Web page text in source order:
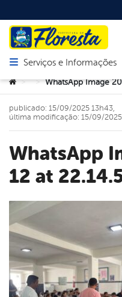
Abrir menu principal de
Serviços e Informações
Você está aqui:
> > WhatsApp Image
WhatsApp Image 2025-09-
12 at
publicado: 15/09/2025 13h43,
última modificação: 15/09/